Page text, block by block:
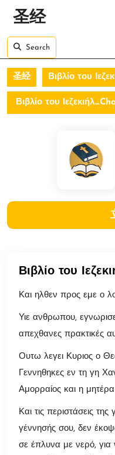
圣经
Search
圣经 Βιβλίο του
Βιβλίο του
Βιβλίο του
Και ηλθεν προς εμε ο
Υιε ανθρωπου,
απεχθανες πρακτικές
Ουτω λεγει Κυριος ο
Γεννηθηκες εν τη γη
Αμορραίος και η μητέρα
Και τις περιστάσεις
γέννησής σου, δεν
σε έπλυνα με νερό,